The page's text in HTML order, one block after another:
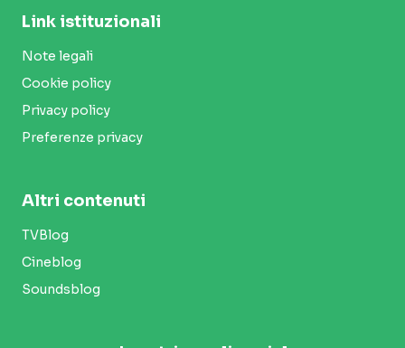
Link istituzionali
Note legali
Cookie policy
Privacy policy
Preferenze privacy
Altri contenuti
TVBlog
Cineblog
Soundsblog